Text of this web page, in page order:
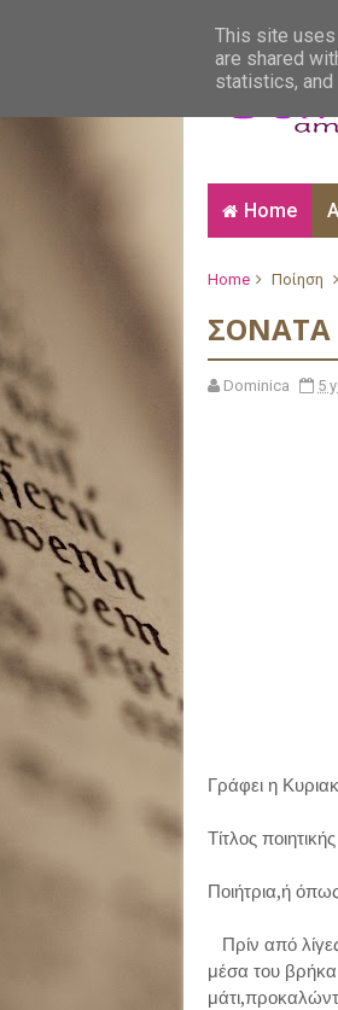
Home
Home Ποίηση
ΣΟΝΑΤΑ
Dominica 5
Γράφει η
Τίτλος
Ποιήτρια,ή
Πρίν από
μέσα του
This site
are shared
statistics, and